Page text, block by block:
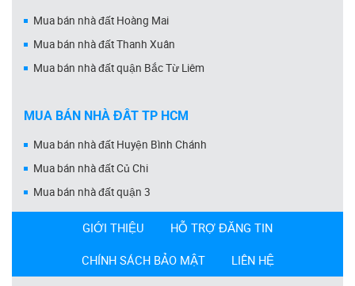
Mua bán nhà đất Hoàng Mai
Mua bán nhà đất Thanh Xuân
Mua bán nhà đất quận Bắc Từ Liêm
MUA BÁN NHÀ ĐẤT TP HCM
Mua bán nhà đất Huyện Bình Chánh
Mua bán nhà đất Củ Chi
Mua bán nhà đất quận 3
GIỚI THIỆU HỖ TRỢ ĐĂNG TIN
CHÍNH SÁCH BẢO MẬT LIÊN HỆ